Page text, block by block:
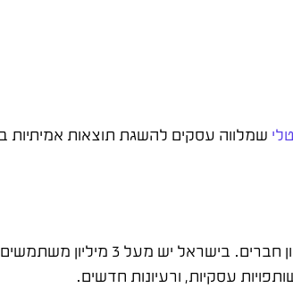
שמלווה עסקים להשגת תוצאות אמיתיות
לינקדאין אינו עוד רשת חברתית – הוא הרשת המקצועית הגדולה בעולם עם
עסקיות, ורעיונות חדשים.